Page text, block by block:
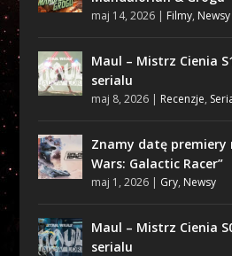
maj 14, 2026| Filmy, Newsy
Maul – Mistrz Cienia
serialu
maj 8, 2026| Recenzje,
Znamy datę premiery
Wars: Galactic Racer”
maj 1, 2026| Gry, Newsy
Maul – Mistrz Cienia
serialu